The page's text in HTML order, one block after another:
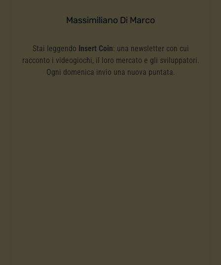
Massimiliano Di Marco
Stai leggendo Insert Coin: una newsletter con cui
racconto i videogiochi, il loro mercato e gli sviluppatori.
Ogni domenica invio una nuova puntata.